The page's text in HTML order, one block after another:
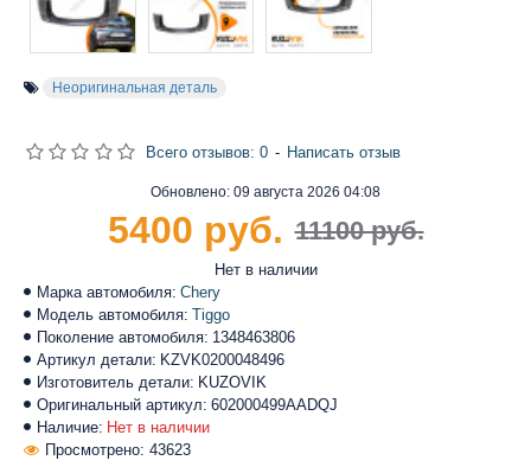
Неоригинальная деталь
Наличие: Нет в наличии
Марка автомобиля: Chery
Модель автомобиля: Tiggo
Поколение автомобиля: 1348463806
Артикул детали: KZVK0200048496
Изготовитель детали: KUZOVIK
Оригинальный артикул: 602000499AADQJ
Просмотрено: 43623
Обновлено: 09 августа 2026 04:08
Нет в наличии
Всего отзывов: 0 - Написать отзыв
11100 руб.
5400 руб.